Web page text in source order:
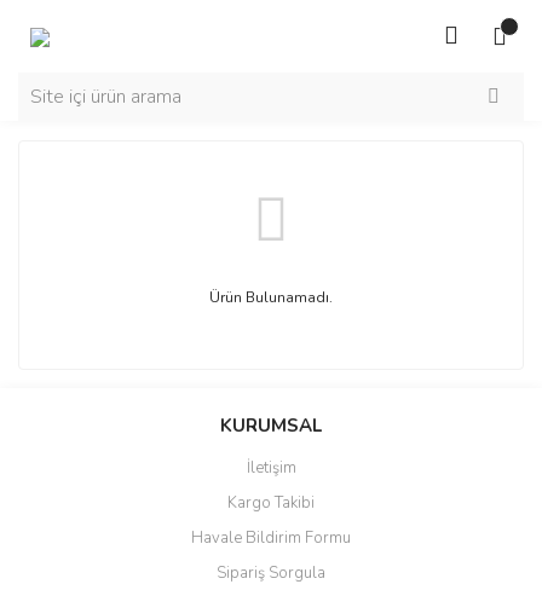
Ürün Bulunamadı.
KURUMSAL
İletişim
Kargo Takibi
Havale Bildirim Formu
Sipariş Sorgula